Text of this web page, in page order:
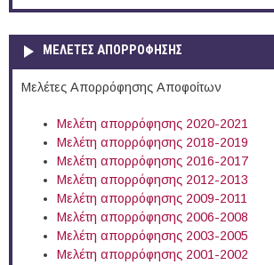
ΜΕΛΕΤΕΣ ΑΠΟΡΡΟΦΗΣΗΣ
Μελέτες Απορρόφησης Αποφοίτων
Μελέτη απορρόφησης 2020-2021
Μελέτη απορρόφησης 2018-2019
Μελέτη απορρόφησης 2016-2017
Μελέτη απορρόφησης 2012-2013
Μελέτη απορρόφησης 2009-2011
Μελέτη απορρόφησης 2006-2008
Μελέτη απορρόφησης 2003-2005
Μελέτη απορρόφησης 2001-2002